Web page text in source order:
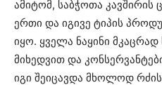
ამიტომ, საბჭოთა
ერთი და იგივე ტიპის
იყო. ყველა ნაყინი
მიხედვით და
იგი შეიცავდა მხოლოდ